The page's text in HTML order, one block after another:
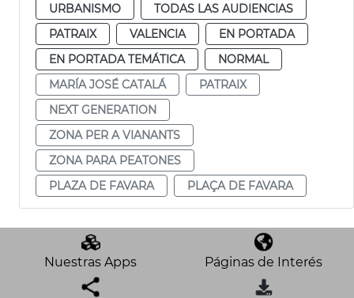
URBANISMO
TODAS LAS AUDIENCIAS
PATRAIX
VALENCIA
EN PORTADA
EN PORTADA TEMÁTICA
NORMAL
MARÍA JOSÉ CATALÁ
PATRAIX
NEXT GENERATION
ZONA PER A VIANANTS
ZONA PARA PEATONES
PLAZA DE FAVARA
PLAÇA DE FAVARA
Nuestras Apps Páginas de Interés